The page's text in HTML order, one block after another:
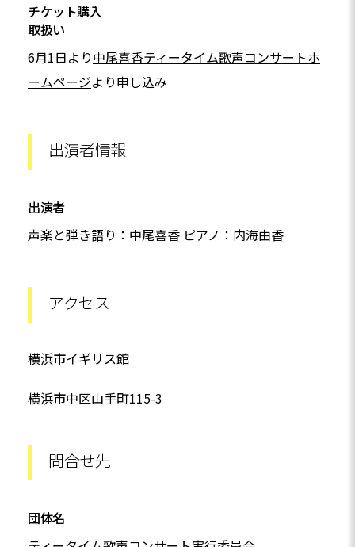
チケット購入
取扱い
6月1日より中尾喜香ティータイム歌声コンサートホ
ームページより申し込み
出演者情報
出演者
声楽と弾き語り：中尾喜香 ピアノ：内海由香
アクセス
横浜市イギリス館
横浜市中区山手町115-3
問合せ先
団体名